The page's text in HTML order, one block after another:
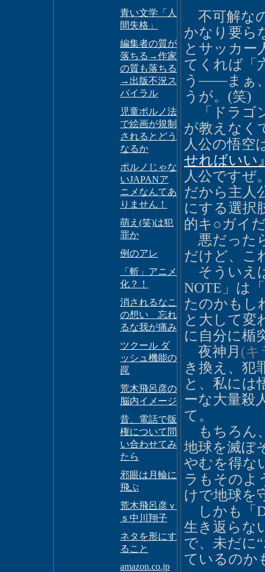
青い文学「人
間失格」
編集者の質が
落ちる→作家
の質も落ちる
→出版不況ス
パイラル
児童ポルノ法
で絵画が規制
されるとどう
なるか
ポルノじゃな
いJAPANア
ニメなんてあ
りません！
萌え(笑)は犯
罪か
例のアレ
「斬」アニメ
化？！
消されるなこ
の想い 忘れ
るな我が痛み
ツクール ダ
ッシュ機能の
罠
荒木飛呂彦の
脳内イメージ
昔、電話で版
権について問
い合わせてみ
たら
邪眼は月輪に
飛ぶ
荒木飛呂彦ｖ
ｓ中川翔子
ネタを形にす
ること
amazon.co.jp
不可解な
かなり要ら
とサッカー
てくれば「
う――まぁ
うが。(笑)
「ドラゴ
が教えなく
人公の悟空
せればいい
人公です
だから主人
にする選択
的キ○ガイ
悪だった
だけど、こ
そういえ
NOTE」は
たのかもし
と大して変
に自分に楯
夜神月 (キ
き換え、犯
と、私には
ーな大量殺
て。
もちろん
地球を滅ぼ
やむを得な
ラもそのよ
けで地球を
しかも「
生き返らな
で、未だに
ているのか